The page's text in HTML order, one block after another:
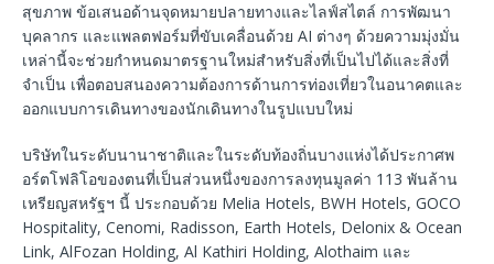
สุขภาพ ข้อเสนอด้านจุดหมายปลายทางและไลฟ์สไตล์ การพัฒนา
บุคลากร และแพลตฟอร์มที่ขับเคลื่อนด้วย AI ต่างๆ ด้วยความมุ่งมั่น
เหล่านี้จะช่วยกำหนดมาตรฐานใหม่สำหรับสิ่งที่เป็นไปได้และสิ่งที่
จำเป็น เพื่อตอบสนองความต้องการด้านการท่องเที่ยวในอนาคตและ
ออกแบบการเดินทางของนักเดินทางในรูปแบบใหม่
บริษัทในระดับนานาชาติและในระดับท้องถิ่นบางแห่งได้ประกาศพ
อร์ตโฟลิโอของตนที่เป็นส่วนหนึ่งของการลงทุนมูลค่า 113 พันล้าน
เหรียญสหรัฐฯ นี้ ประกอบด้วย Melia Hotels, BWH Hotels, GOCO
Hospitality, Cenomi, Radisson, Earth Hotels, Delonix & Ocean
Link, AlFozan Holding, Al Kathiri Holding, Alothaim และ